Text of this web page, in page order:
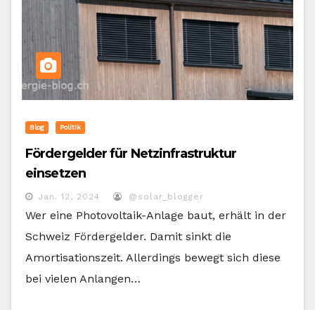
Blog Politik
Fördergelder für Netzinfrastruktur
einsetzen
Jan. 12, 2024 @solar_blogger
Wer eine Photovoltaik-Anlage baut, erhält in der
Schweiz Fördergelder. Damit sinkt die
Amortisationszeit. Allerdings bewegt sich diese
bei vielen Anlangen…